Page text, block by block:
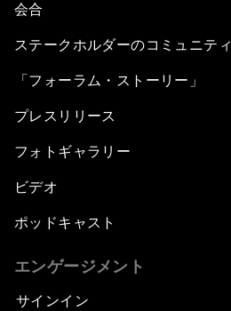
会合
ステークホルダーのコミュニティ
「フォーラム・ストーリー」
プレスリリース
フォトギャラリー
ビデオ
ポッドキャスト
エンゲージメント
サインイン